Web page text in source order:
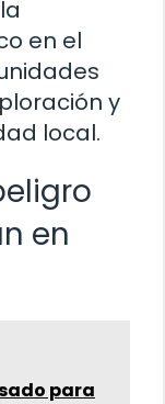
en el
y
local.
en
para